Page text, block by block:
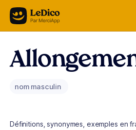
Aller au contenu
nom masculin
Définitions, synonymes, exemples en